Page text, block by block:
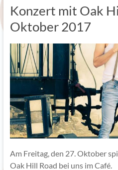
Konzert mit Oak
Oktober 2017
Am Freitag, den 27. Oktober
Oak Hill Road bei uns im Café.